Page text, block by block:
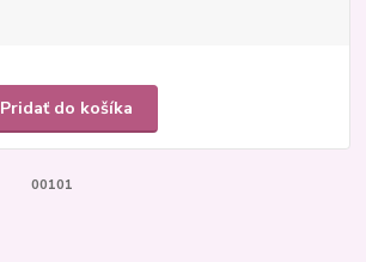
Pridať do košíka
00101